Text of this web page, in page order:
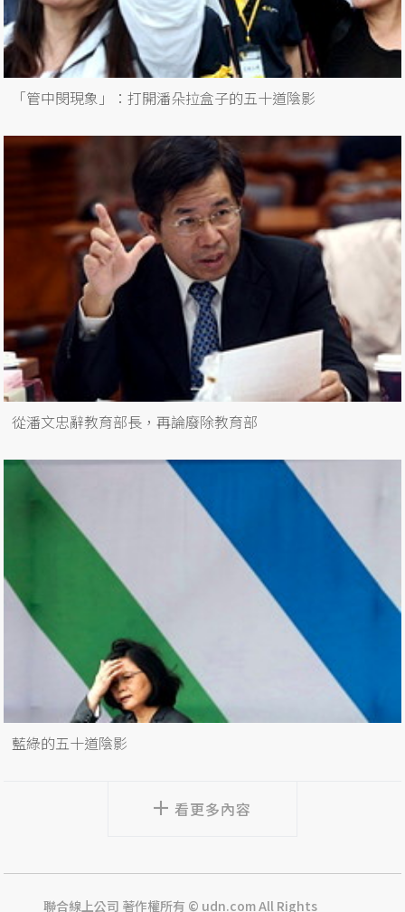
「管中閔現象」：打開潘朵拉盒子的五十道陰影
從潘文忠辭教育部長，再論廢除教育部
藍綠的五十道陰影
看更多內容
聯合線上公司 著作權所有 © udn.com All Rights